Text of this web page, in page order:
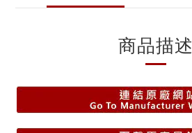
商品描述